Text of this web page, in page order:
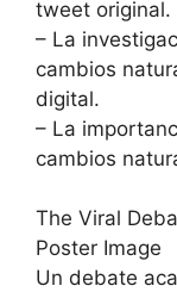
tweet original.
– La
cambios
digital.
– La
cambios
The Viral
Poster Image
Un debate